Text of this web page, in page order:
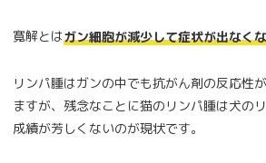
寛解とはガン細胞が減少して症状が出なく
リンパ腫はガンの中でも抗がん剤の反応性
ますが、残念なことに猫のリンパ腫は犬の
成績が芳しくないのが現状です。